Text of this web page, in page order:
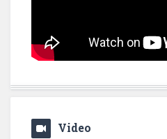
Video